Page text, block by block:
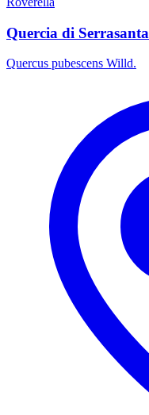
Quercia di Serrasanta
Quercus pubescens Willd.